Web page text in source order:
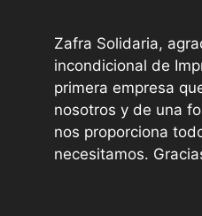
Zafra Solidaria,
incondicional de
primera empresa
nosotros y de una
nos proporciona
necesitamos.